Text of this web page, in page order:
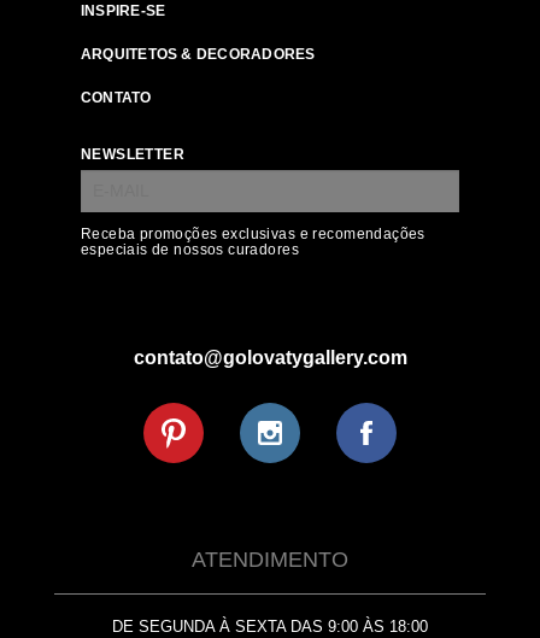
INSPIRE-SE
ARQUITETOS & DECORADORES
CONTATO
NEWSLETTER
Receba promoções exclusivas e recomendações
especiais de nossos curadores
contato@golovatygallery.com
ATENDIMENTO
DE SEGUNDA À SEXTA DAS 9:00 ÀS 18:00